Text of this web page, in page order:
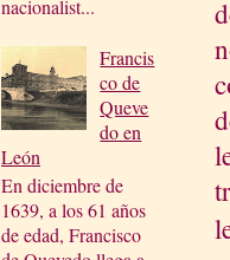
nacionalist...
Francis
co de
Queve
do en
León
En diciembre de
1639, a los 61 años
de edad, Francisco